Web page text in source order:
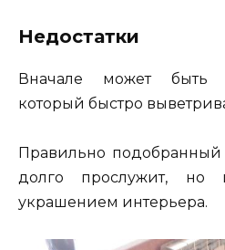
Недостатки
Вначале может быть
который быстро
Правильно
долго прослужит, но
украшением интерьера.